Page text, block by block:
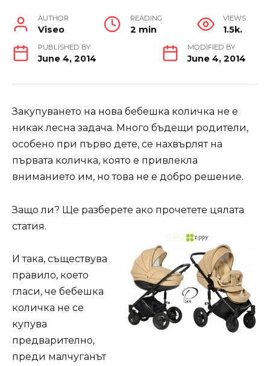
AUTHOR
Viseo
READING
2 min
VIEWS
1.5k.
PUBLISHED BY
June 4, 2014
MODIFIED BY
June 4, 2014
Закупуването на нова бебешка количка не е
никак лесна задача. Много бъдещи родители,
особено при първо дете, се нахвърлят на
първата количка, която е привлекла
вниманието им, но това не е добро решение.
Защо ли? Ще разберете ако прочетете цялата
статия.
И така, съществува
правило, което
гласи, че бебешка
количка не се
купува
предварително,
преди малчуганът